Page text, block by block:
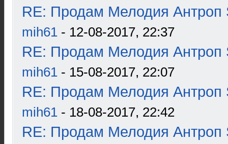
RE: Продам Мелодия Антроп
mih61 - 12-08-2017, 22:37
RE: Продам Мелодия Антроп
mih61 - 15-08-2017, 22:07
RE: Продам Мелодия Антроп
mih61 - 18-08-2017, 22:42
RE: Продам Мелодия Антроп